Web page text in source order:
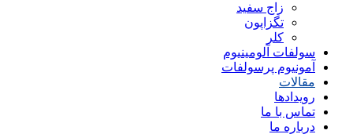
زاج سفید
تگزاپون
کلر
سولفات آلومینیوم
آمونیوم پرسولفات
مقالات
رویدادها
تماس با ما
درباره ما